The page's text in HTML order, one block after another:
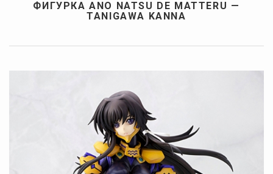
ФИГУРКА ANO NATSU DE MATTERU —
TANIGAWA KANNA